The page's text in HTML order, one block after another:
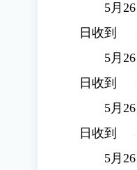
5月26
日收到
5月26
日收到
5月26
日收到
5月26